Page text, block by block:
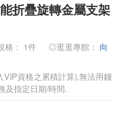
折疊旋轉金屬支架
格： 1件 ◎逛逛專館： 向
資格之累積計算),無法用錢
及指定日期/時間.